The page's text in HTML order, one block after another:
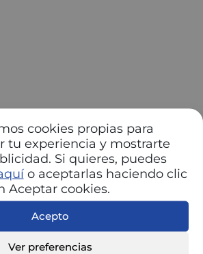
cookies propias para
tu experiencia y mostrarte
Si quieres, puedes
o aceptarlas haciendo clic
Aceptar cookies.
Acepto
Ver preferencias